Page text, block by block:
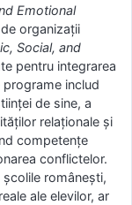
Emotional
organizații
Social, and
pentru integrarea
includ
de sine, a
relaționale și
competențe
conflictelor.
românești,
ale elevilor, ar